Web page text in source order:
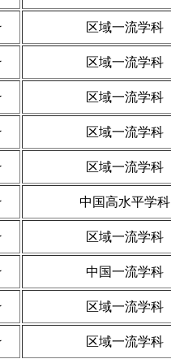
区域一流学科
区域一流学科
区域一流学科
区域一流学科
区域一流学科
中国高水平学科
区域一流学科
中国一流学科
区域一流学科
区域一流学科